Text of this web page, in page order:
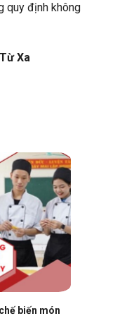
quy định không
Xa
biến món